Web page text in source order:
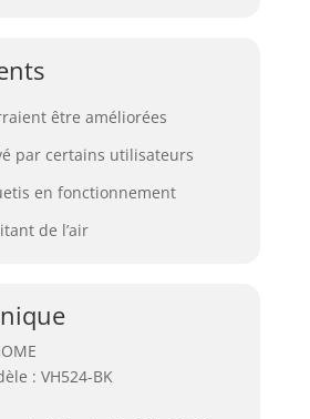
être améliorées
par certains utilisateurs
en fonctionnement
de l’air
: VH524-BK